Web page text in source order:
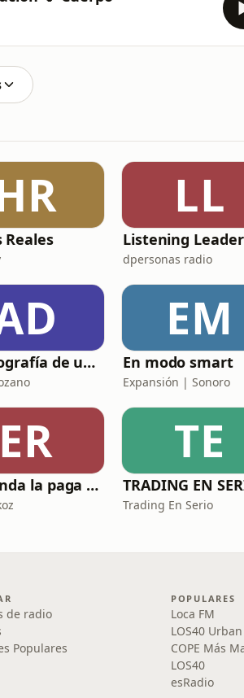
Reales
LL
Listening
dpersonas radio
Autobiografía de un Yogui con sitar
EM
En modo smart
Expansión | Sonoro
ER
Esta ronda la paga Newton
TE
TRADING EN
Trading En Serio
de radio
Populares
POPULARES
Loca FM
LOS40 Urban
COPE Más
LOS40
esRadio